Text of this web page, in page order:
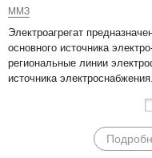
ММЗ
Электроагрегат
основного источника
региональные линии
источника